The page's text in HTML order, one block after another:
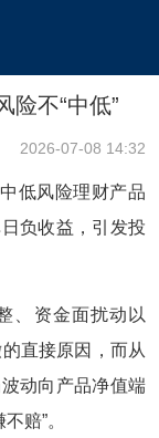
险不“中低”
2026-07-08 14:32
低风险理财产品
负收益，引发投
、资金面扰动以
直接原因，而从
动向产品净值端
赔”。